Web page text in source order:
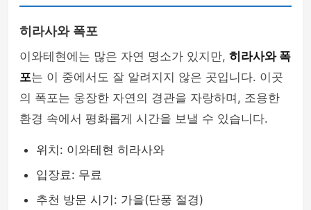
히라사와 폭포
이와테현에는 많은 자연 명소가 있지만, 히라사와 폭
포는 이 중에서도 잘 알려지지 않은 곳입니다. 이곳
의 폭포는 웅장한 자연의 경관을 자랑하며, 조용한
환경 속에서 평화롭게 시간을 보낼 수 있습니다.
위치: 이와테현 히라사와
입장료: 무료
추천 방문 시기: 가을(단풍 절경)